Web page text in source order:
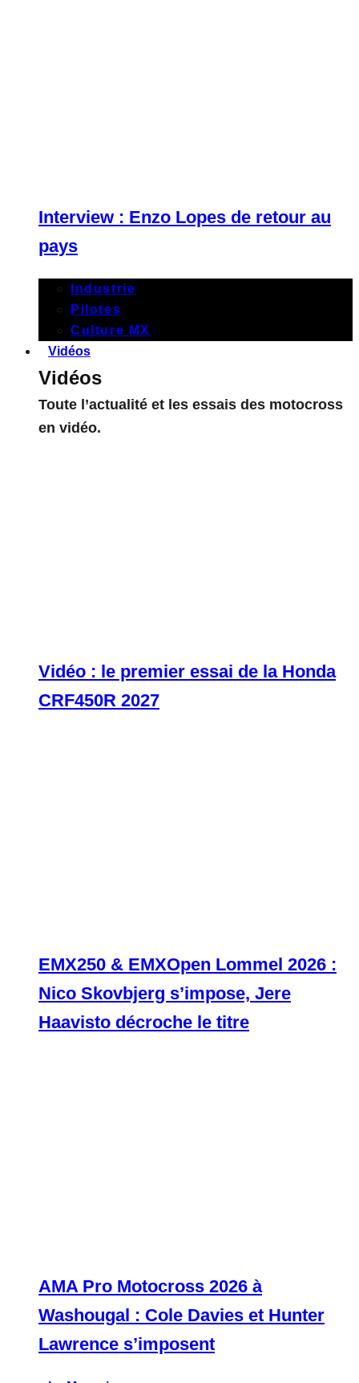
Interview : Enzo Lopes de retour au
pays
Industrie
Pilotes
Culture MX
Vidéos
Vidéos
Toute l’actualité et les essais des motocross
en vidéo.
Vidéo : le premier essai de la Honda
CRF450R 2027
EMX250 & EMXOpen Lommel 2026 :
Nico Skovbjerg s’impose, Jere
Haavisto décroche le titre
AMA Pro Motocross 2026 à
Washougal : Cole Davies et Hunter
Lawrence s’imposent